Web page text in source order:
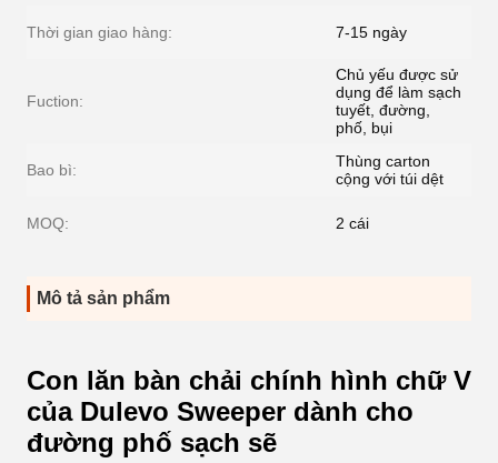
Thời gian giao hàng: 7-15 ngày
Fuction:
Chủ yếu được sử
dụng để làm sạch
tuyết, đường,
phố, bụi
Bao bì:
Thùng carton
cộng với túi dệt
MOQ: 2 cái
Mô tả sản phẩm
Con lăn bàn chải chính hình chữ V
của Dulevo Sweeper dành cho
đường phố sạch sẽ